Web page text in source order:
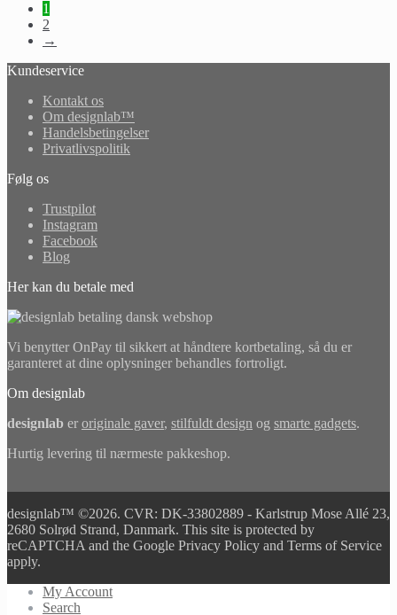
1
2
→
Kundeservice
Kontakt os
Om designlab™
Handelsbetingelser
Privatlivspolitik
Følg os
Trustpilot
Instagram
Facebook
Blog
Her kan du betale med
Vi benytter OnPay til sikkert at håndtere kortbetaling, så du er
garanteret at dine oplysninger behandles fortroligt.
Om designlab
designlab er originale gaver, stilfuldt design og smarte gadgets.
Hurtig levering til nærmeste pakkeshop.
designlab™ ©2026. CVR: DK-33802889 - Karlstrup Mose Allé 23,
2680 Solrød Strand, Danmark. This site is protected by
reCAPTCHA and the Google Privacy Policy and Terms of Service
apply.
My Account
Search